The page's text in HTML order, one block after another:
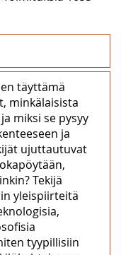
täyttämä
minkälaisista
miksi se pysyy
ja
ujuttautuvat
Tekijä
yleispiirteitä
tyypillisiin